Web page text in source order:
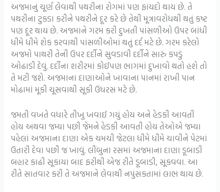
અજમાનું ચૂર્ણ લેવાથી પથરીના રોગમાં પણ ફાયદો થાય છે. તે
પથરીના ટુકડા કરીને પથરીને દૂર કરે છે તેથી મૂત્રાવરોધથી થતું કષ્ટ
પણ દૂર થાય છે. અજમાને ગરમ કરી દુખતી પાંસળીઓ ઉપર બાંધી
ધીમે ધીમે શેક કરવાથી પાંસળીઓમાં થતું દર્દ મટે છે. ગરમ કરેલો
અજમો પાથરી તેની ઉપર દર્દીને સુવડાવી દર્દીને સારું કપડું
ઓઢાડી દેવું. દર્દીના શરીરમાં કોઈપણ ભાગમાં દુખાવો થતો હશે તો
તે મટી જશે. અજમાના દાણાઓને ખાવાના પાનમાં રાખી પાન
મોઢામાં મૂકી ચૂસવાથી સૂકી ઉધરસ મટે છે.
જમતી વખતે વધારે તીખુ ખવાઈ ગયું હોય અને હેડકી આવતી
હોય અથવા જમ્યા પછી જેમને હેડકી આવતી હોય તેઓએ જમ્યા
પહેલાં અજમાના દાણા એક ચમચી જેટલા ધીમે ધીમે ચાવીને પેટમાં
ઉતારી દેવા પછી જ ખાવું. લીંબુના રસમાં અજમાના દાણા ડૂબાડી
બહાર કાઢી સૂકાયા બાદ ફરીથી એજ રીતે ડૂબાડી, સૂકવવા. આ
રીતે સાતવાર કરી તે અજમાને લેવાથી નપુંસકતામાં લાભ થાય છે.